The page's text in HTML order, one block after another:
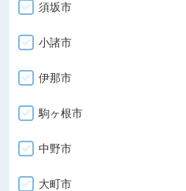
須坂市
小諸市
伊那市
駒ヶ根市
中野市
大町市